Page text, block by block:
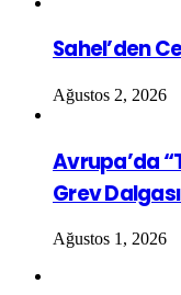
Sahel’den
Ağustos 2, 2026
Avrupa’da
Grev
Ağustos 1, 2026